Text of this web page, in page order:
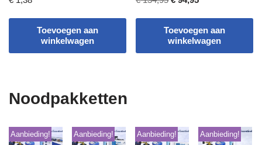
Onderweg
Toevoegen aan
winkelwagen
Noodsituaties
Toevoegen aan
winkelwagen
Noodpakketten
Aanbieding! Aanbieding! Aanbieding! Aanbieding!